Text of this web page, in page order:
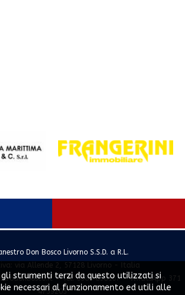
Don Bosco Livorno S.S.D. a R.L.
via Allende 2, 57128 Livorno - Italia
- Tel. 0586 858167 - WhatsApp 371
4739203
strumenti terzi da questo utilizzati si
necessari al funzionamento ed utili alle